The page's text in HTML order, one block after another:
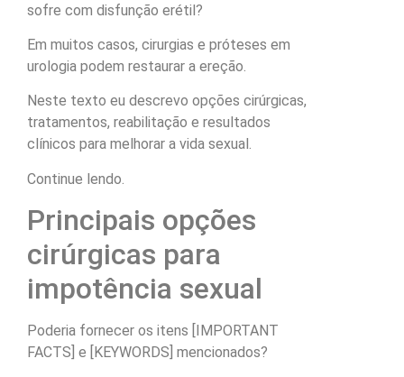
sofre com disfunção erétil?
Em muitos casos, cirurgias e próteses em
urologia podem restaurar a ereção.
Neste texto eu descrevo opções cirúrgicas,
tratamentos, reabilitação e resultados
clínicos para melhorar a vida sexual.
Continue lendo.
Principais opções
cirúrgicas para
impotência sexual
Poderia fornecer os itens [IMPORTANT
FACTS] e [KEYWORDS] mencionados?